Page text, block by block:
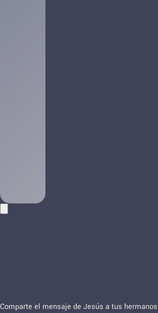
Comparte el mensaje de Jesús a tus hermanos